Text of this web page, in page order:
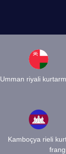
Umman riyali
Kamboçya rieli